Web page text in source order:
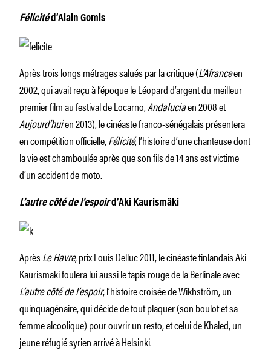
Félicitéd’Alain Gomis
Après trois longs métrages salués par la critique (L’Afranceen
2002, qui avait reçu à l’époque le Léopard d’argent du meilleur
premier film au festival de Locarno,Andaluciaen 2008 et
Aujourd’huien 2013), le cinéaste franco-sénégalais présentera
en compétition officielle,Félicité, l’histoire d’une chanteuse dont
la vie est chamboulée après que son fils de 14 ans est victime
d’un accident de moto.
L’autre côté de l’espoird’Aki Kaurismäki
AprèsLeHavre, prix Louis Delluc 2011, le cinéaste finlandais Aki
Kaurismaki foulera lui aussi le tapis rouge de la Berlinale avec
L’autre côté de l’espoir, l’histoire croisée de Wikhström, un
quinquagénaire, qui décide de tout plaquer (son boulot et sa
femme alcoolique) pour ouvrir un resto, et celui de Khaled, un
jeune réfugié syrien arrivé à Helsinki.